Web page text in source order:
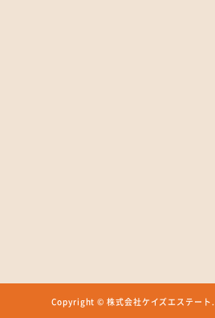
Copyright © 株式会社ケイズエステート.